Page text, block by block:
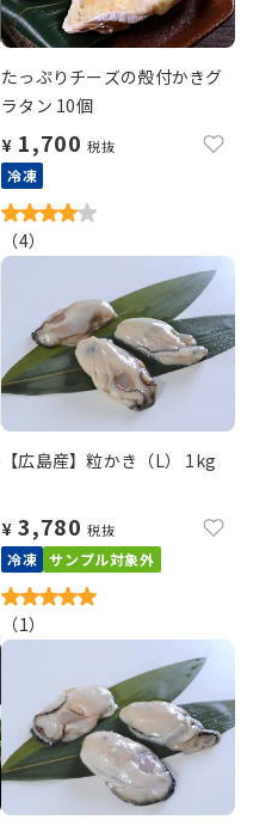
たっぷりチーズの殻付かきグ
ラタン 10個
¥ 1,700 税抜
冷凍
（4）
【広島産】粒かき（L） 1kg
¥ 3,780 税抜
冷凍 サンプル対象外
（1）